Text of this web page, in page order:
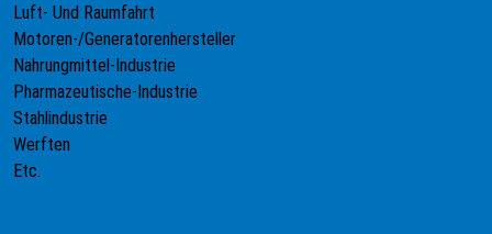
Luft- Und Raumfahrt
Motoren-/Generatorenhersteller
Nahrungmittel-Industrie
Pharmazeutische-Industrie
Stahlindustrie
Werften
Etc.